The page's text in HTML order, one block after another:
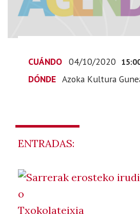
04T17:00:00+02:00
CUÁNDO 04/10/2020
DÓNDE Azoka Kultura
ENTRADAS:
o
Txokolateixia